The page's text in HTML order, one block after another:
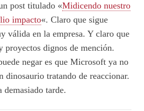
post titulado «Midicendo nuestro
impacto«. Claro que sigue
válida en la empresa. Y claro que
proyectos dignos de mención.
negar es que Microsoft ya no
dinosaurio tratando de reaccionar.
demasiado tarde.